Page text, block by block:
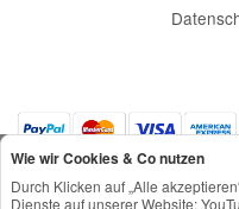
Wie wir Cookies & Co nutzen
Durch Klicken auf „Alle
Dienste auf unserer Website: